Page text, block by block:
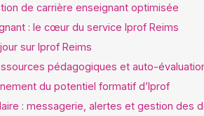
de carrière enseignant optimisée
: le cœur du service Iprof Reims
sur Iprof Reims
pédagogiques et auto-
du potentiel formatif d’Iprof
: messagerie, alertes et gestion des